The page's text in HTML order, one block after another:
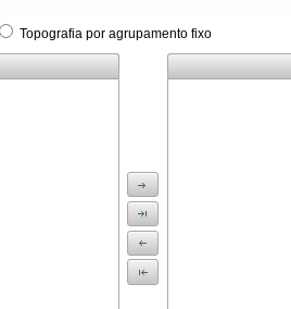
Topografia por agrupamento fixo